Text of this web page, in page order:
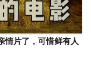
情片了，可惜鲜有人